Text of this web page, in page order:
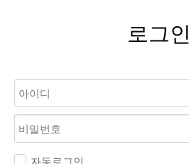
로그인